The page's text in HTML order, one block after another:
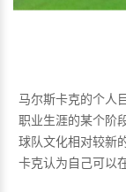
马尔斯卡克的个人
职业生涯的某个阶
球队文化相对较新
卡克认为自己可以